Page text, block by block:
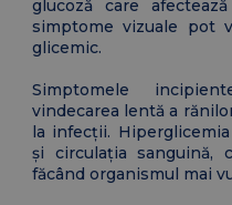
glucoză care
simptome vizuale pot
glicemic.
Simptomele
vindecarea lentă a
la infecții.
și circulația sanguină,
făcând organismul mai